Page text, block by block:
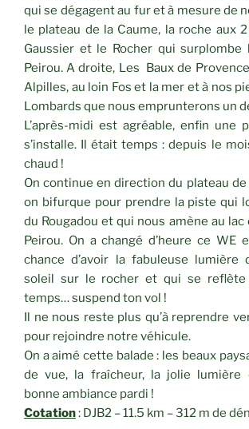
qui se dégagent au fur et à mesure de
le plateau de la Caume, la roche aux
Gaussier et le Rocher qui surplombe
Peirou. A droite, Les Baux de
Alpilles, au loin Fos et la mer et à nos
Lombards que nous emprunterons un
L’après-midi est agréable, enfin une
s’installe. Il était temps : depuis le
chaud !
On continue en direction du plateau de
on bifurque pour prendre la piste qui
du Rougadou et qui nous amène au lac
Peirou. On a changé d’heure ce WE
chance d’avoir la fabuleuse lumière
soleil sur le rocher et qui se
temps… suspend ton vol !
Il ne nous reste plus qu’à reprendre
pour rejoindre notre véhicule.
On a aimé cette balade : les beaux
de vue, la fraîcheur, la jolie
bonne ambiance pardi !
Cotation: DJB2 – 11.5 km – 312 m de